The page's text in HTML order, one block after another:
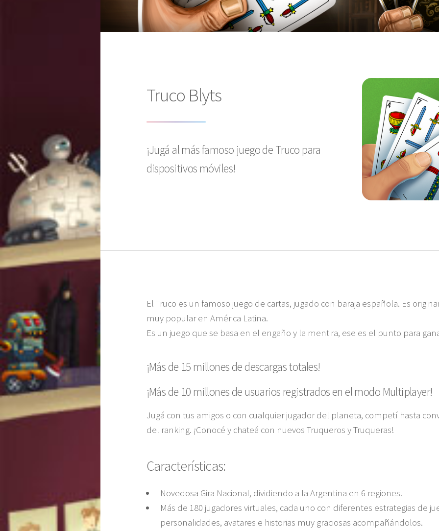
Truco Blyts
¡Jugá al más famoso juego de Truco para
dispositivos móviles!
El Truco es un famoso juego de cartas, jugado con baraja española. Es
muy popular en América Latina.
Es un juego que se basa en el engaño y la mentira, ese es el punto para
¡Más de 15 millones de descargas totales!
¡Más de 10 millones de usuarios registrados en el modo Multiplayer!
Jugá con tus amigos o con cualquier jugador del planeta, competí hasta
del ranking. ¡Conocé y chateá con nuevos Truqueros y Truqueras!
Características:
Novedosa Gira Nacional, dividiendo a la Argentina en 6 regiones.
Más de 180 jugadores virtuales, cada uno con diferentes estrategias de
personalidades, avatares e historias muy graciosas acompañándolos.